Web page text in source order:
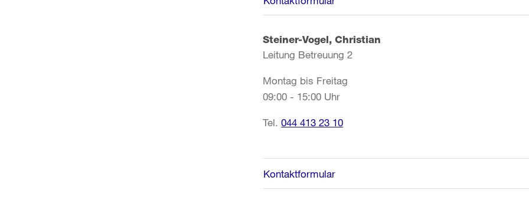
Steiner-Vogel, Christian
Leitung Betreuung 2
Montag bis Freitag
09:00 - 15:00 Uhr
Tel.044 413 23 10
Kontaktformular